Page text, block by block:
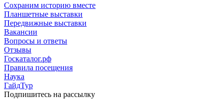
Сохраним историю вместе
Планшетные выставки
Передвижные выставки
Вакансии
Вопросы и ответы
Отзывы
Госкаталог.рф
Правила посещения
Наука
ГайдТур
Подпишитесь на рассылку